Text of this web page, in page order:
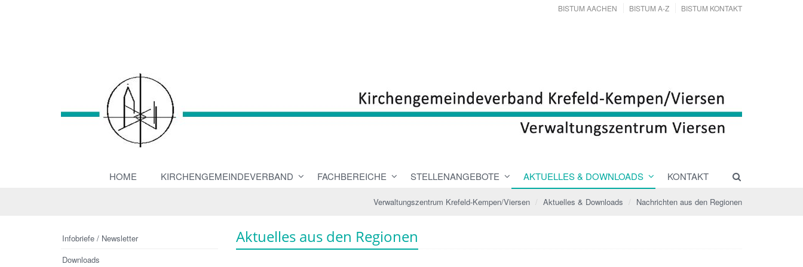
BISTUM AACHEN BISTUM A-Z BISTUM KONTAKT
HOME KIRCHENGEMEINDEVERBAND FACHBEREICHE STELLENANGEBOTE AKTUELLES & DOWNLOADS KONTAKT
Verwaltungszentrum Krefeld-Kempen/Viersen Aktuelles & Downloads Nachrichten aus den Regionen
Aktuelles aus den Regionen
Infobriefe / Newsletter
Downloads